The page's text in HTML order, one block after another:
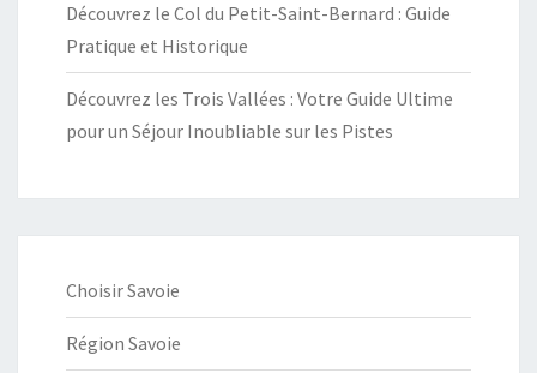
Découvrez le Col du Petit-Saint-Bernard : Guide
Pratique et Historique
Découvrez les Trois Vallées : Votre Guide Ultime
pour un Séjour Inoubliable sur les Pistes
Choisir Savoie
Région Savoie